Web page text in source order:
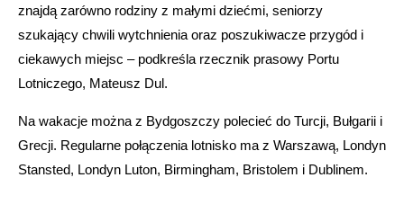
znajdą zarówno rodziny z małymi dziećmi, seniorzy
szukający chwili wytchnienia oraz poszukiwacze przygód i
ciekawych miejsc – podkreśla rzecznik prasowy Portu
Lotniczego, Mateusz Dul.
Na wakacje można z Bydgoszczy polecieć do Turcji, Bułgarii i
Grecji. Regularne połączenia lotnisko ma z Warszawą, Londyn
Stansted, Londyn Luton, Birmingham, Bristolem i Dublinem.